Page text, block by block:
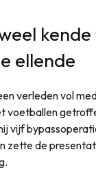
ellende
verleden vol
voetballen
vijf
zette de